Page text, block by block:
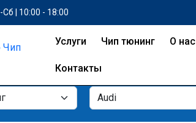
Сб | 10:00 - 18:00
Услуги Чип тюнинг О нас
Контакты